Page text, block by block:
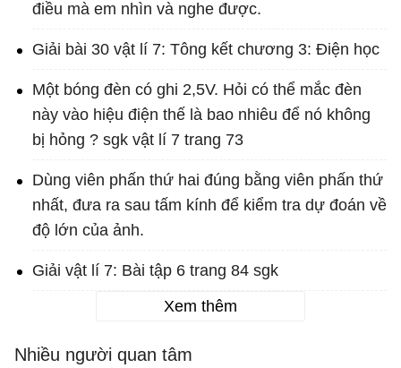
điều mà em nhìn và nghe được.
Giải bài 30 vật lí 7: Tông kết chương 3: Điện học
Một bóng đèn có ghi 2,5V. Hỏi có thể mắc đèn
này vào hiệu điện thế là bao nhiêu để nó không
bị hỏng ? sgk vật lí 7 trang 73
Dùng viên phấn thứ hai đúng bằng viên phấn thứ
nhất, đưa ra sau tấm kính để kiểm tra dự đoán về
độ lớn của ảnh.
Giải vật lí 7: Bài tập 6 trang 84 sgk
Xem thêm
Nhiều người quan tâm